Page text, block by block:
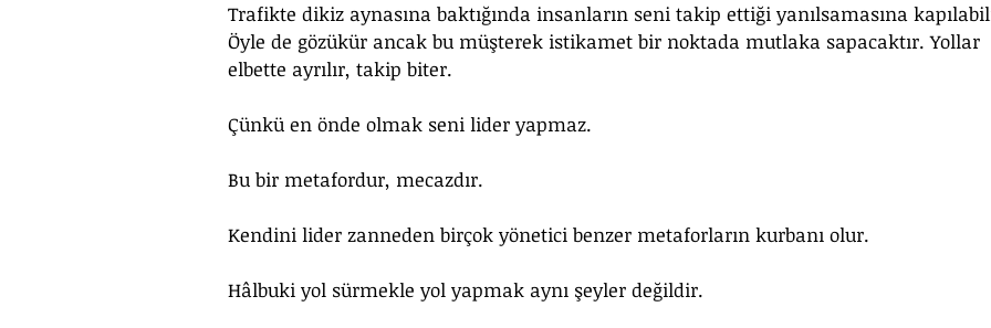
Trafikte dikiz aynasına baktığında insanların seni takip ettiği yanılsamasına
Öyle de gözükür ancak bu müşterek istikamet bir noktada mutlaka sapacaktır. Yollar
elbette ayrılır, takip biter.
Çünkü en önde olmak seni lider yapmaz.
Bu bir metafordur, mecazdır.
Kendini lider zanneden birçok yönetici benzer metaforların kurbanı olur.
Hâlbuki yol sürmekle yol yapmak aynı şeyler değildir.